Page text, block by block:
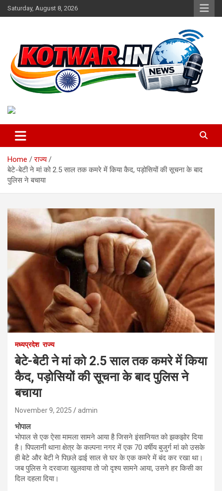
Skip
to
Saturday, August 8, 2026
kotwar.in
Home
राज्य
बेटे-बेटी ने मां को 2.5 साल तक कमरे में किया कैद, पड़ोसियों की सूचना के बाद
पुलिस ने बचाया
मध्यप्रदेश राज्य
बेटे-बेटी ने मां को 2.5 साल तक कमरे में किया
कैद, पड़ोसियों की सूचना के बाद पुलिस ने
बचाया
November 9, 2025 admin
भोपाल
भोपाल से एक ऐसा मामला सामने आया है जिसने इंसानियत को झकझोर दिया
है। पिपलानी थाना क्षेत्र के कल्पना नगर में एक 70 वर्षीय बुजुर्ग मां को उसके
ही बेटे और बेटी ने पिछले ढाई साल से घर के एक कमरे में बंद कर रखा था।
जब पुलिस ने दरवाजा खुलवाया तो जो दृश्य सामने आया, उसने हर किसी का
दिल दहला दिया।